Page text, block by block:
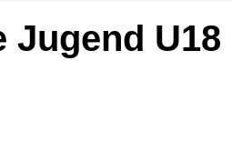
Jugend U18